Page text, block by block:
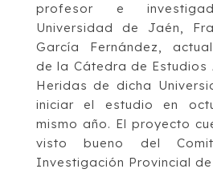
profesor e
Universidad de Jaén,
García Fernández,
de la Cátedra de Estudios
Heridas de dicha
iniciar el estudio en
mismo año. El proyecto
visto bueno del
Investigación Provincial